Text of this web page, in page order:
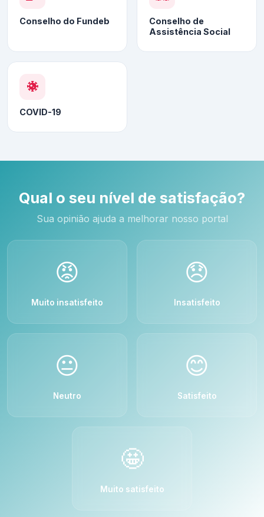
Conselho do Fundeb
Conselho de
Assistência Social
COVID-19
Qual o seu nível de satisfação?
Sua opinião ajuda a melhorar nosso portal
😡
Muito insatisfeito
😞
Insatisfeito
😐
Neutro
😊
Satisfeito
🤩
Muito satisfeito